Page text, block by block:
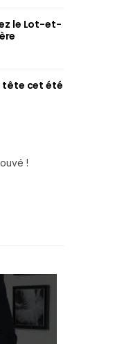
le Lot-et-
tête cet été
!